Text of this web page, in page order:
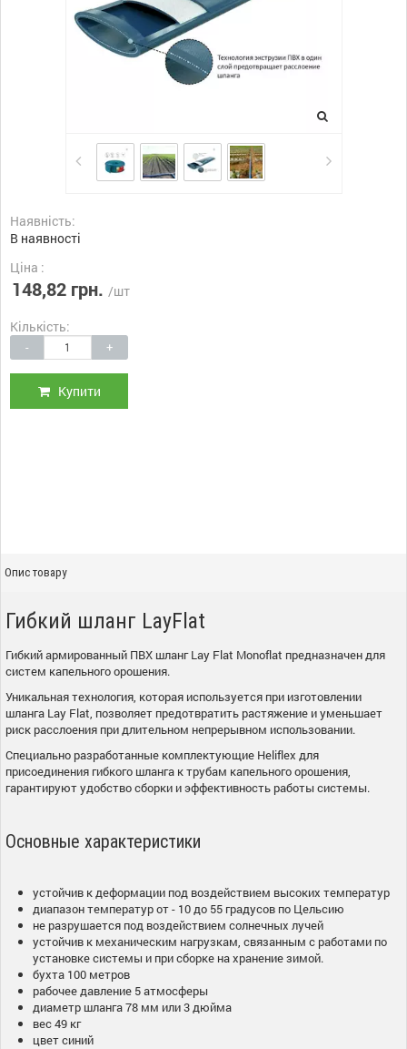
Наявність:
В наявності
Ціна :
148,82 грн. /шт
Кількість:
- +
Купити
Опис товару
Гибкий шланг LayFlat
Гибкий армированный ПВХ шланг Lay Flat Monoflat предназначен для
систем капельного орошения.
Уникальная технология, которая используется при изготовлении
шланга Lay Flat, позволяет предотвратить растяжение и уменьшает
риск расслоения при длительном непрерывном использовании.
Специально разработанные комплектующие Heliflex для
присоединения гибкого шланга к трубам капельного орошения,
гарантируют удобство сборки и эффективность работы системы.
Основные характеристики
устойчив к деформации под воздействием высоких температур
диапазон температур от - 10 до 55 градусов по Цельсию
не разрушается под воздействием солнечных лучей
устойчив к механическим нагрузкам, связанным с работами по
установке системы и при сборке на хранение зимой.
бухта 100 метров
рабочее давление 5 атмосферы
диаметр шланга 78 мм или 3 дюйма
вес 49 кг
цвет синий